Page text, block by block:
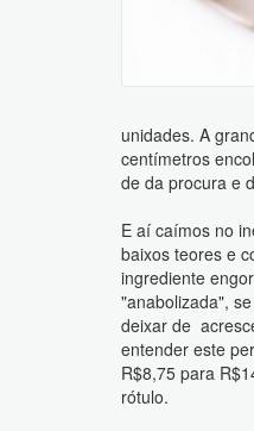
unidades. A
centímetros
de da procura e
E aí caímos no
baixos teores e
ingrediente
"anabolizada",
deixar de
entender este
R$8,75 para
rótulo.